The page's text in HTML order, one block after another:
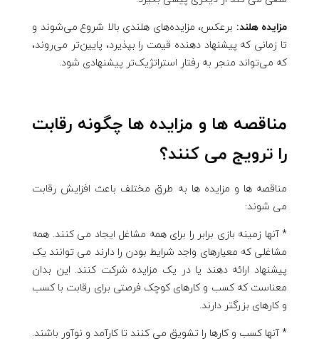
مزایده هلند: برعکس، مزایده‌های هلندی بالا شروع می‌شوند و
تا زمانی که پیشنهاد دهنده قیمت را بپذیرد، پایین‌تر می‌روند،
که می‌تواند منجر به رفتار استراتژیک‌تر پیشنهادی شود.
مناقصه ها و مزایده ها چگونه رقابت
را ترویج می کنند؟
مناقصه ها و مزایده ها به طرق مختلف باعث افزایش رقابت
می شوند:
* آنها زمینه بازی برابر را برای همه مشاغل ایجاد می کنند. همه
مشاغلی که معیارهای واجد شرایط بودن را دارند می توانند یک
پیشنهاد ارائه دهند یا در یک مزایده شرکت کنند. این بدان
معناست که کسب و کارهای کوچک فرصتی برای رقابت با کسب
و کارهای بزرگتر دارند.
* آنها کسب و کارها را تشویق می کنند تا کارآمد و نوآور باشند.